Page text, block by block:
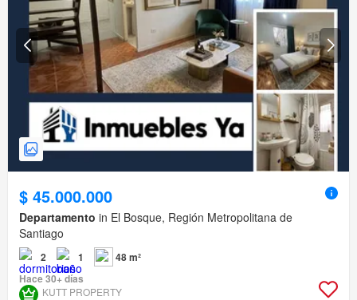
$ 45.000.000
Departamento in El Bosque, Región Metropolitana de
Santiago
2 1
48 m²
Hace 30+ días
KUTT PROPERTY